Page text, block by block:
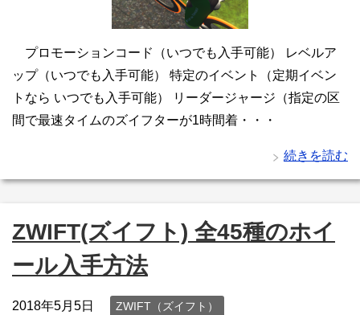
プロモーションコード（いつでも入手可能） レベルア
ップ（いつでも入手可能） 特定のイベント（定期イベン
トなら いつでも入手可能） リーダージャージ（指定の区
間で最速タイムのズイフターが1時間着・・・
続きを読む
ZWIFT(ズイフト) 全45種のホイ
ール入手方法
2018年5月5日 ZWIFT（ズイフト）